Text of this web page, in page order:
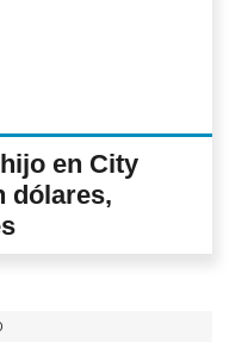
en City
dólares,